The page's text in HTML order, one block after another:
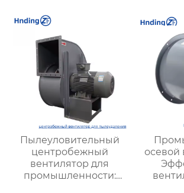
Пылеуловительный
центробежный
вентилятор для
промышленности:
осевой